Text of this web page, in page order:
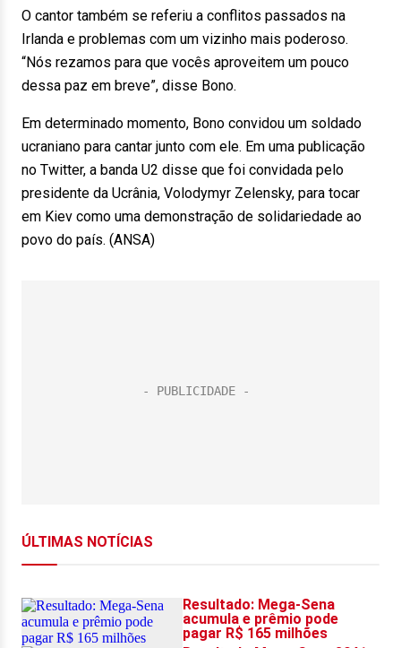
O cantor também se referiu a conflitos passados na
Irlanda e problemas com um vizinho mais poderoso.
“Nós rezamos para que vocês aproveitem um pouco
dessa paz em breve”, disse Bono.
Em determinado momento, Bono convidou um soldado
ucraniano para cantar junto com ele. Em uma publicação
no Twitter, a banda U2 disse que foi convidada pelo
presidente da Ucrânia, Volodymyr Zelensky, para tocar
em Kiev como uma demonstração de solidariedade ao
povo do país. (ANSA)